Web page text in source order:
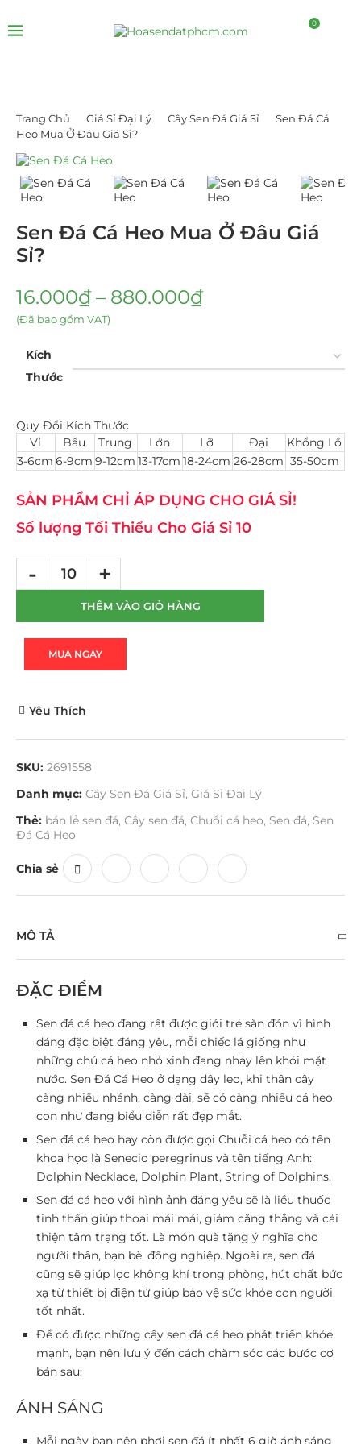
0
Trang Chủ Giá Sỉ Đại Lý Cây Sen Đá Giá Sỉ
Sen Đá Cá
Heo Mua Ở Đâu Giá Sỉ?
Sen Đá Cá Heo Mua Ở Đâu Giá
Sỉ?
16.000₫ – 880.000₫
(Đã bao gồm VAT)
Kích
Thước
Quy Đổi Kích Thước
Vỉ
Bầu Trung Lớn Lỡ Đại
Khổng Lồ
3-6cm 6-9cm 9-12cm 13-17cm 18-24cm 26-28cm 35-50cm
SẢN PHẨM CHỈ ÁP DỤNG CHO GIÁ SỈ!
Số lượng Tối Thiểu Cho Giá Sỉ 10
THÊM VÀO GIỎ HÀNG
MUA NGAY
Yêu Thích
SKU: 2691558
Danh mục: Cây Sen Đá Giá Sỉ, Giá Sỉ Đại Lý
Thẻ: bán lẻ sen đá, Cây sen đá, Chuỗi cá heo, Sen đá, Sen
Đá Cá Heo
Chia sẻ
MÔ TẢ
ĐẶC ĐIỂM
Sen đá cá heo đang rất được giới trẻ săn đón vì hình
dáng đặc biệt đáng yêu, mỗi chiếc lá giống như
những chú cá heo nhỏ xinh đang nhảy lên khỏi mặt
nước. Sen Đá Cá Heo ở dạng dây leo, khi thân cây
càng nhiều nhánh, càng dài, sẽ có càng nhiều cá heo
con như đang biểu diễn rất đẹp mắt.
Sen đá cá heo hay còn được gọi Chuỗi cá heo có tên
khoa học là Senecio peregrinus và tên tiếng Anh:
Dolphin Necklace, Dolphin Plant, String of Dolphins.
Sen đá cá heo với hình ảnh đáng yêu sẽ là liều thuốc
tinh thần giúp thoải mái mái, giảm căng thẳng và cải
thiện tâm trạng tốt. Là món quà tặng ý nghĩa cho
người thân, bạn bè, đồng nghiệp. Ngoài ra, sen đá
cũng sẽ giúp lọc không khí trong phòng, hút chất bức
xạ từ thiết bị điện tử giúp bảo vệ sức khỏe con người
tốt nhất.
Để có được những cây sen đá cá heo phát triển khỏe
mạnh, bạn nên lưu ý đến cách chăm sóc các bước cơ
bản sau:
ÁNH SÁNG
Mỗi ngày bạn nên phơi sen đá ít nhất 6 giờ ánh sáng